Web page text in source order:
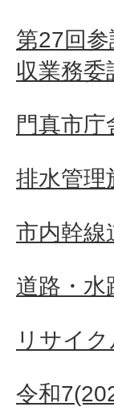
第27回
収業務委
門真市
排水管理
市内幹線
道路・水
リサイ
令和